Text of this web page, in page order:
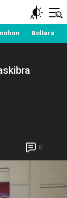
Politik,
Boltara
0